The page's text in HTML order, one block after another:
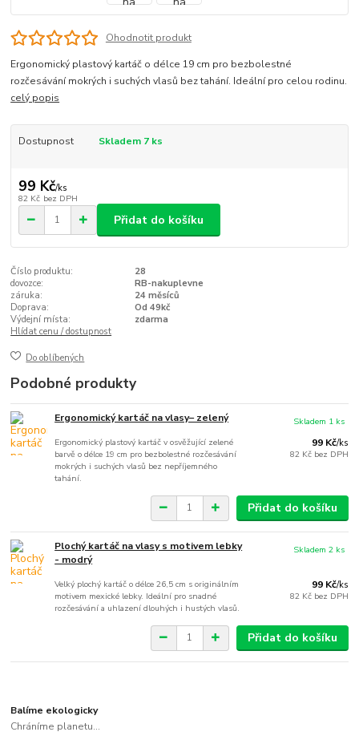
Ohodnotit produkt
Ergonomický plastový kartáč o délce 19 cm pro bezbolestné
rozčesávání mokrých i suchých vlasů bez tahání. Ideální pro celou rodinu.
celý popis
Dostupnost Skladem 7 ks
99 Kč/ks
82 Kč bez DPH
Přidat do košíku
Číslo produktu:
28
dovozce:
RB-nakuplevne
záruka:
24 měsíců
Doprava:
Od 49kč
Výdejní místa:
zdarma
Hlídat cenu / dostupnost
Do oblíbených
Podobné produkty
Ergonomický kartáč na vlasy– zelený
Ergonomický plastový kartáč v osvěžující zelené
barvě o délce 19 cm pro bezbolestné rozčesávání
mokrých i suchých vlasů bez nepříjemného
tahání.
99 Kč/ks
82 Kč bez DPH
Skladem 1 ks
Přidat do košíku
Plochý kartáč na vlasy s motivem lebky
- modrý
Velký plochý kartáč o délce 26,5 cm s originálním
motivem mexické lebky. Ideální pro snadné
rozčesávání a uhlazení dlouhých i hustých vlasů.
99 Kč/ks
82 Kč bez DPH
Skladem 2 ks
Přidat do košíku
Balíme ekologicky
Chráníme planetu...